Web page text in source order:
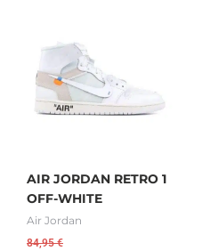
AIR JORDAN RETRO 1
OFF-WHITE
Air Jordan
84,95€